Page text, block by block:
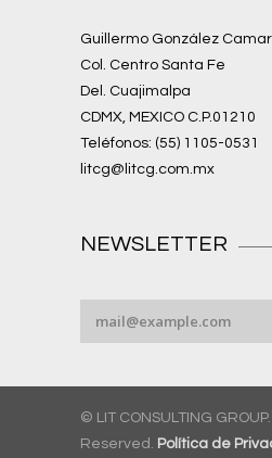
Guillermo González
Col. Centro Santa Fe
Del. Cuajimalpa
CDMX, MEXICO C.P.01210
Teléfonos: (55) 1105-0531
litcg@litcg.com.mx
NEWSLETTER
© LIT CONSULTING
Reserved. Política de